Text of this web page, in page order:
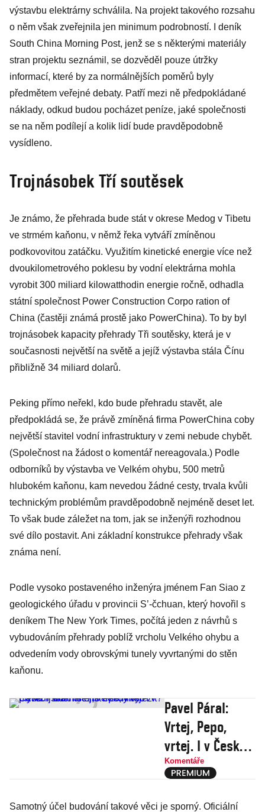
výstavbu elektrárny schválila. Na projekt takového rozsahu
o něm však zveřejnila jen minimum podrobností. I deník
South China Morning Post, jenž se s některými materiály
stran projektu seznámil, se dozvěděl pouze útržky
informací, které by za normálnějších poměrů byly
předmětem veřejné debaty. Patří mezi ně předpokládané
náklady, odkud budou pocházet peníze, jaké společnosti
se na něm podílejí a kolik lidí bude pravděpodobně
vysídleno.
Trojnásobek Tří soutěsek
Je známo, že přehrada bude stát v okrese Medog v Tibetu
ve strmém kaňonu, v němž řeka vytváří zmíněnou
podkovovitou zatáčku. Využitím kinetické energie více než
dvoukilometrového poklesu by vodní elektrárna mohla
vyrobit 300 miliard kilowatthodin energie ročně, odhadla
státní společnost Power Construction Corpo ration of
China (častěji známá prostě jako PowerChina). To by byl
trojnásobek kapacity přehrady Tři soutěsky, která je v
současnosti největší na světě a jejíž výstavba stála Čínu
přibližně 34 miliard dolarů.
Peking přímo neřekl, kdo bude přehradu stavět, ale
předpokládá se, že právě zmíněná firma PowerChina coby
největší stavitel vodní infrastruktury v zemi nebude chybět.
(Společnost na žádost o komentář nereagovala.) Podle
odborníků by výstavba ve Velkém ohybu, 500 metrů
hlubokém kaňonu, kam nevedou žádné cesty, trvala kvůli
technickým problémům pravděpodobně nejméně deset let.
To však bude záležet na tom, jak se inženýři rozhodnou
své dílo postavit. Ani základní konstrukce přehrady však
známa není.
Podle vysoko postaveného inženýra jménem Fan Siao z
geologického úřadu v provincii S’-čchuan, který hovořil s
deníkem The New York Times, počítá jeden z návrhů s
vybudováním přehrady poblíž vrcholu Velkého ohybu a
odvedením vody obrovskými tunely vyvrtanými do stěn
kaňonu.
Pavel Páral:
Vrtej, Pepo,
vrtej. I v Česku
jsou naleziště
zemního plynu.
Podaří se ho
Komentáře
Samotný účel budování takové věci je sporný. Oficiální